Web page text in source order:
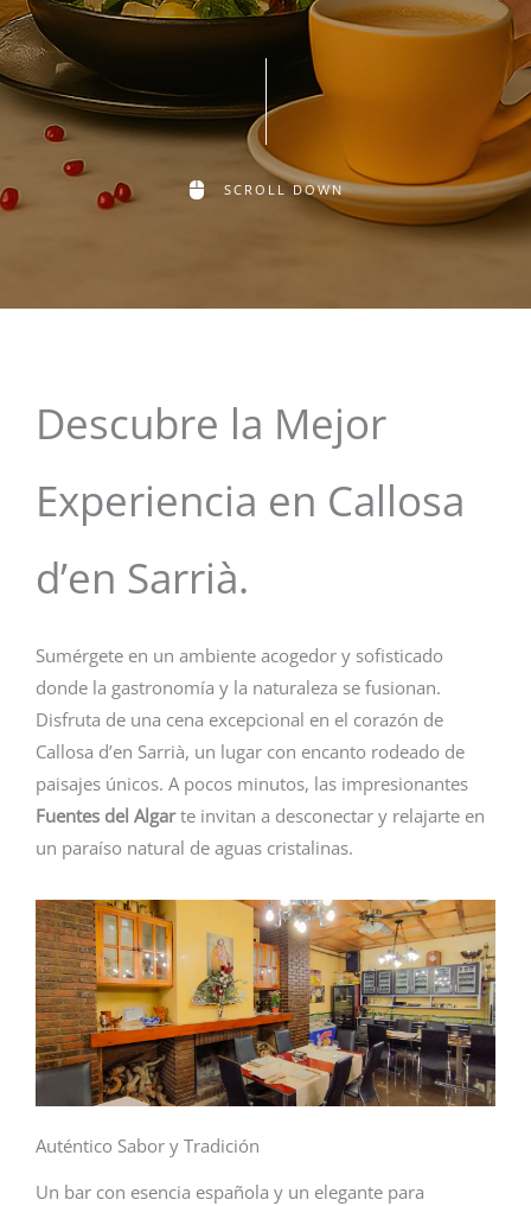
SCROLL DOWN
Descubre la Mejor
Experiencia en Callosa
d’en Sarrià.
Sumérgete en un ambiente acogedor y sofisticado
donde la gastronomía y la naturaleza se fusionan.
Disfruta de una cena excepcional en el corazón de
Callosa d’en Sarrià, un lugar con encanto rodeado de
paisajes únicos. A pocos minutos, las impresionantes
Fuentes del Algarte invitan a desconectar y relajarte en
un paraíso natural de aguas cristalinas.
Auténtico Sabor y Tradición
Un bar con esencia española y un elegante para